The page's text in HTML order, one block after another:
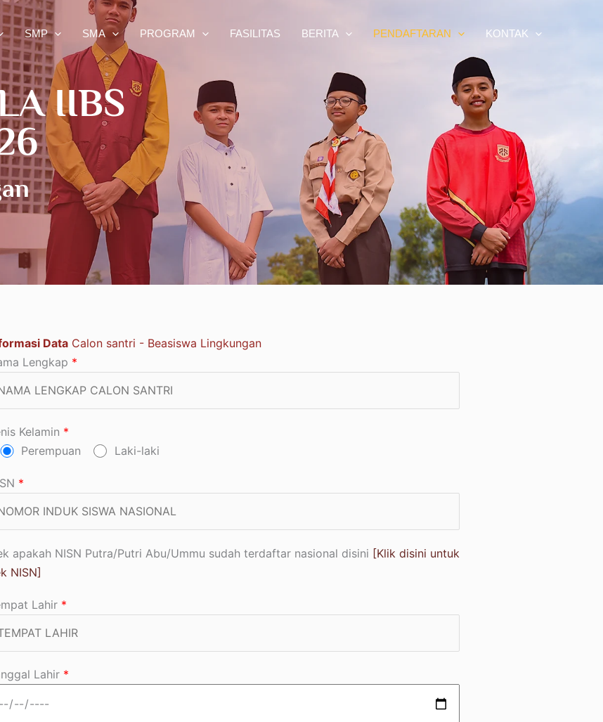
SMP SMA PROGRAM FASILITAS BERITA PENDAFTARAN KONTAK
IIBS
Data Calon santri - Beasiswa Lingkungan
Lengkap *
Kelamin *
Perempuan
Laki-laki
*
apakah NISN Putra/Putri Abu/Ummu sudah terdaftar nasional disini [Klik disini untuk
NISN]
Lahir *
Lahir *